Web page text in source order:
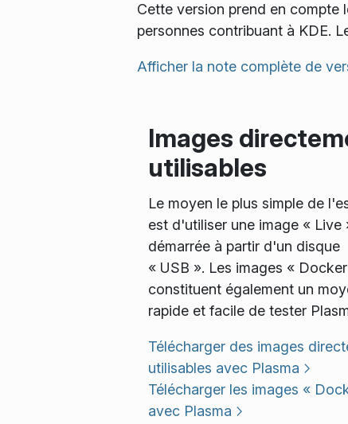
Cette version prend en compte
personnes contribuant à KDE.
Afficher la note complète de
Images
utilisables
Le moyen le plus simple de
est d'utiliser une image « Live
démarrée à partir d'un disque
« USB ». Les images «
constituent également un
rapide et facile de tester
Télécharger des images
utilisables avec Plasma
Télécharger les images «
avec Plasma